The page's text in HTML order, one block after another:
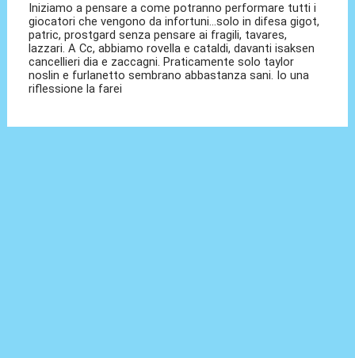
Iniziamo a pensare a come potranno performare tutti i
giocatori che vengono da infortuni...solo in difesa gigot,
patric, prostgard senza pensare ai fragili, tavares,
lazzari. A Cc, abbiamo rovella e cataldi, davanti isaksen
cancellieri dia e zaccagni. Praticamente solo taylor
noslin e furlanetto sembrano abbastanza sani. Io una
riflessione la farei